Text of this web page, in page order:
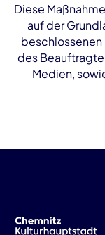
Diese
auf der
des
Medien,